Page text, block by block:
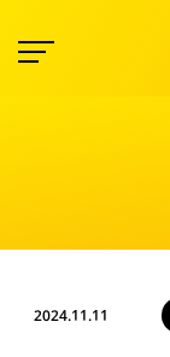
2024.11.11